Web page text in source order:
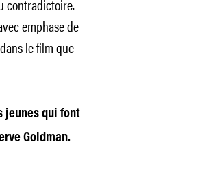
contradictoire.
emphase de
le film que
jeunes qui font
Goldman.